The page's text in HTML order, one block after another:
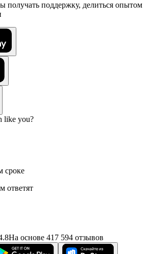
получать поддержку, делиться опытом
сроке
ответят
На основе 417 594 отзывов